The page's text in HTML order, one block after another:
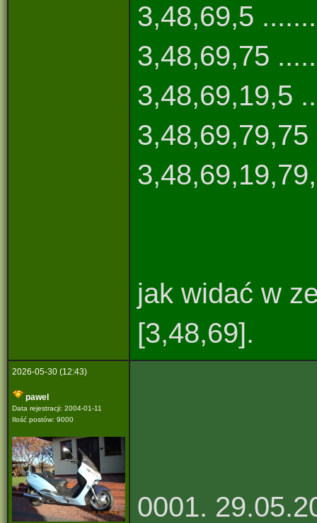
3,48,69,5
3,48,69,75
3,48,69,19,5
3,48,69,79,75
jak widać w
[3,48,69].
2026-05-30 (12:43)
pawel
Data rejestracji: 2004-01-11
Ilość postów: 9000
0001.